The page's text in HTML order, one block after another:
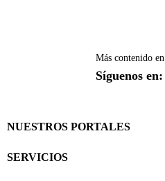
Más contenido en
Síguenos en:
NUESTROS PORTALES
SERVICIOS